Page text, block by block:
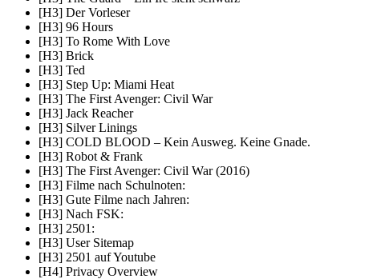
[H3] Der Vorleser
[H3] 96 Hours
[H3] To Rome With Love
[H3] Brick
[H3] Ted
[H3] Step Up: Miami Heat
[H3] The First Avenger: Civil War
[H3] Jack Reacher
[H3] Silver Linings
[H3] COLD BLOOD – Kein Ausweg. Keine Gnade.
[H3] Robot & Frank
[H3] The First Avenger: Civil War (2016)
[H3] Filme nach Schulnoten:
[H3] Gute Filme nach Jahren:
[H3] Nach FSK:
[H3] 2501:
[H3] User Sitemap
[H3] 2501 auf Youtube
[H4] Privacy Overview